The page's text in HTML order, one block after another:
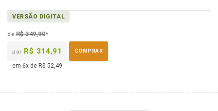
VERSÃO DIGITAL
deR$ 349,90*
por R$ 314,91 COMPRAR
em 6x de R$ 52,49